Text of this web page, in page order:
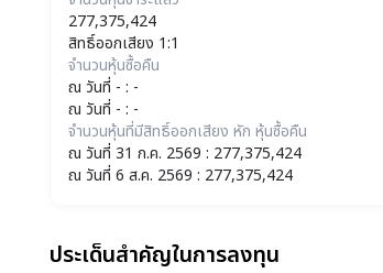
277,375,424
สิทธิ์ออกเสียง 1:1
จำนวนหุ้นซื้อคืน
ณ วันที่ - : -
ณ วันที่ - : -
จำนวนหุ้นที่มีสิทธิ์ออกเสียง หัก หุ้นซื้อคืน
ณ วันที่ 31 ก.ค. 2569 : 277,375,424
ณ วันที่ 6 ส.ค. 2569 : 277,375,424
ประเด็นสำคัญในการลงทุน